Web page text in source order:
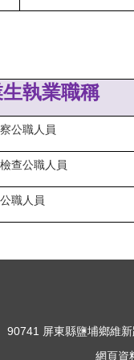
執業職稱
公職人員
查公職人員
職人員
90741 屏東縣鹽埔鄉維
網頁資